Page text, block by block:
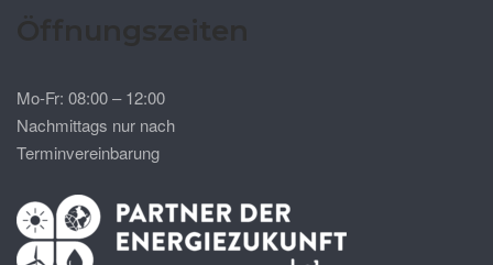
Mo-Fr: 08:00 – 12:00
Nachmittags nur nach
Terminvereinbarung